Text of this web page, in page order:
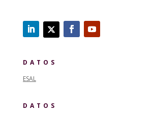
DATOS
ESAL
DATOS